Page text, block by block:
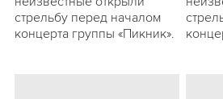
стрельбу перед началом
концерта группы «Пикник».